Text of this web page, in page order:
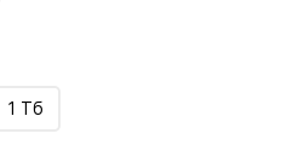
1 Тб